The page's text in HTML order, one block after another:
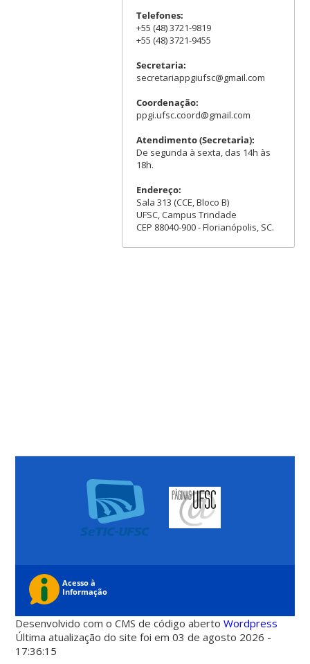
Telefones:
+55 (48) 3721-9819
+55 (48) 3721-9455
Secretaria:
secretariappgiufsc@gmail.com
Coordenação:
ppgi.ufsc.coord@gmail.com
Atendimento (Secretaria):
De segunda à sexta, das 14h às
18h.
Endereço:
Sala 313 (CCE, Bloco B)
UFSC, Campus Trindade
CEP 88040-900 - Florianópolis, SC.
Desenvolvido com o CMS de código abertoWordpress
Última atualização do site foi em 03 de agosto 2026 -
17:36:15